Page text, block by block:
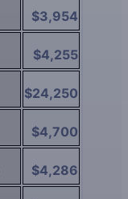
$3,954
$4,255
$24,250
$4,700
$4,286